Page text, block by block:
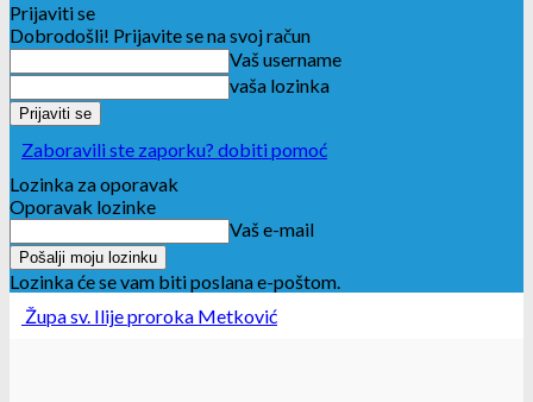
Prijaviti se
Dobrodošli! Prijavite se na svoj račun
Vaš username
vaša lozinka
Zaboravili ste zaporku? dobiti pomoć
Lozinka za oporavak
Oporavak lozinke
Vaš e-mail
Lozinka će se vam biti poslana e-poštom.
Župa sv. Ilije proroka Metković